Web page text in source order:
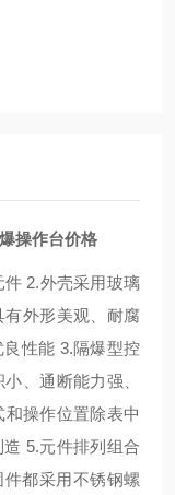
操作台价格
2.外壳采用玻璃
外形美观、耐腐
性能 3.隔爆型控
、通断能力强、
操作位置除表中
5.元件排列组合
都采用不锈钢螺